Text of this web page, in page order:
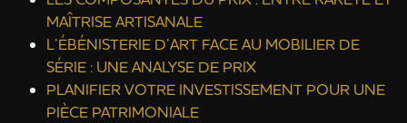
MAÎTRISE ARTISANALE
L’ÉBÉNISTERIE D’ART FACE AU MOBILIER DE
SÉRIE : UNE ANALYSE DE PRIX
PLANIFIER VOTRE INVESTISSEMENT POUR UNE
PIÈCE PATRIMONIALE